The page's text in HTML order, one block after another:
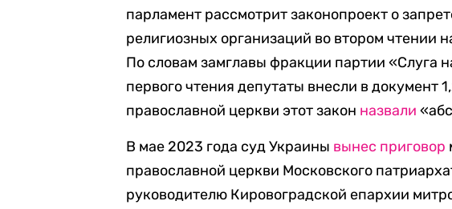
парламент рассмотрит законопроект о
религиозных организаций во втором чтении
По словам замглавы фракции партии «Слуга
первого чтения депутаты внесли в документ
православной церкви этот закон назвали
В мае 2023 года суд Украины вынес приговор
православной церкви Московского
руководителю Кировоградской епархии